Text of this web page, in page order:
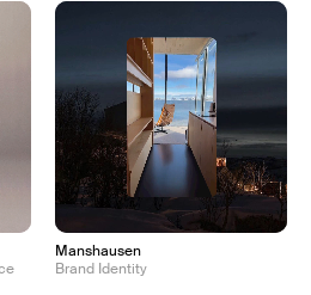
Manshausen
Brand Identity